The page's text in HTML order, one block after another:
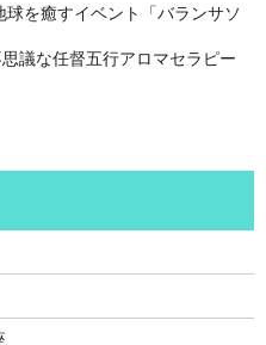
を癒すイベント「バランサソ
議な任督五行アロマセラピー